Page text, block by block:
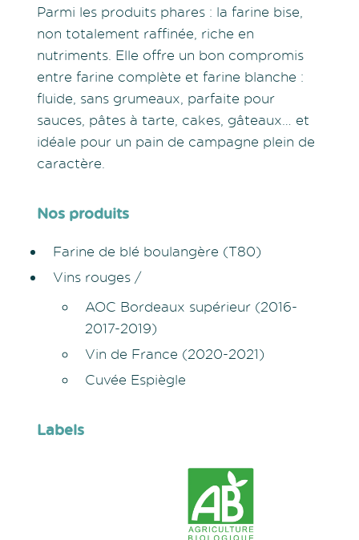
Parmi les produits phares : la farine bise,
non totalement raffinée, riche en
nutriments. Elle offre un bon compromis
entre farine complète et farine blanche :
fluide, sans grumeaux, parfaite pour
sauces, pâtes à tarte, cakes, gâteaux… et
idéale pour un pain de campagne plein de
caractère.
Nos produits
Farine de blé boulangère (T80)
Vins rouges /
AOC Bordeaux supérieur (2016-
2017-2019)
Vin de France (2020-2021)
Cuvée Espiègle
Labels